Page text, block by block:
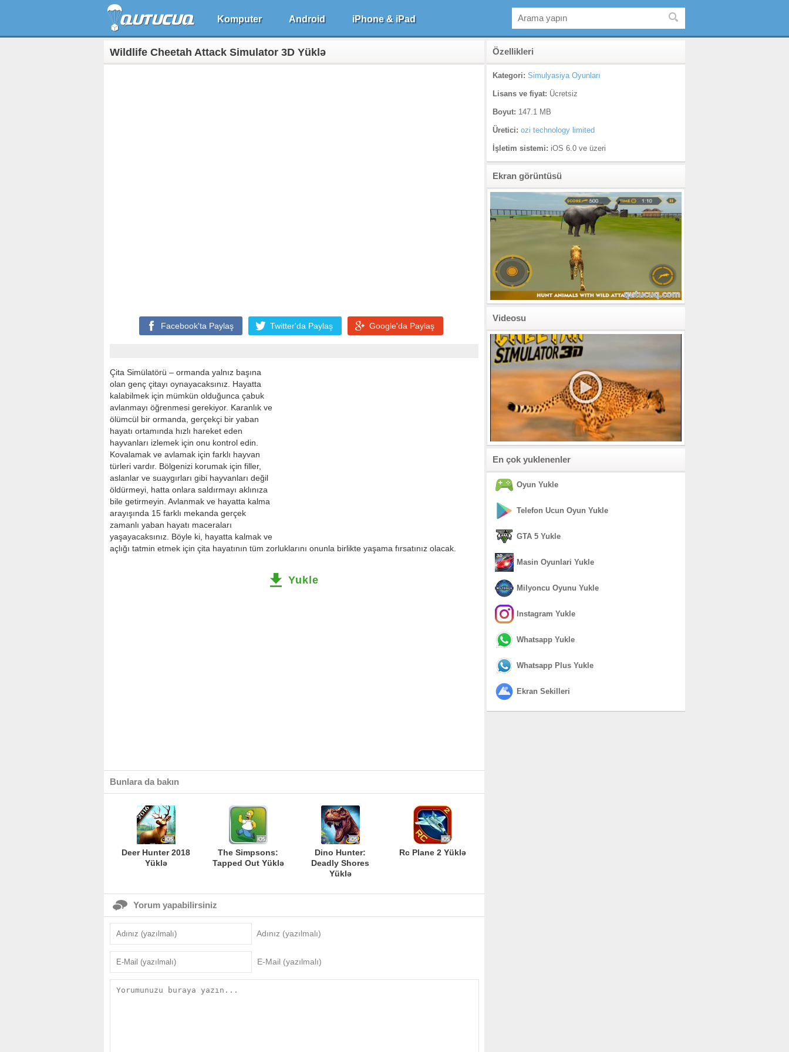
Komputer Android iPhone & iPad
Wildlife Cheetah Attack Simulator 3D Yüklə
Facebook'ta Paylaş Twitter'da Paylaş Google'da Paylaş
Çita Simülatörü – ormanda yalnız başına
olan genç çitayı oynayacaksınız. Hayatta
kalabilmek için mümkün olduğunca çabuk
avlanmayı öğrenmesi gerekiyor. Karanlık ve
ölümcül bir ormanda, gerçekçi bir yaban
hayatı ortamında hızlı hareket eden
hayvanları izlemek için onu kontrol edin.
Kovalamak ve avlamak için farklı hayvan
türleri vardır. Bölgenizi korumak için filler,
aslanlar ve suaygırları gibi hayvanları değil
öldürmeyi, hatta onlara saldırmayı aklınıza
bile getirmeyin. Avlanmak ve hayatta kalma
arayışında 15 farklı mekanda gerçek
zamanlı yaban hayatı maceraları
yaşayacaksınız. Böyle ki, hayatta kalmak ve
açlığı tatmin etmek için çita hayatının tüm zorluklarını onunla birlikte yaşama fırsatınız olacak.
Yukle
Bunlara da bakın
Deer Hunter 2018
Yüklə
The Simpsons:
Tapped Out Yüklə
Dino Hunter:
Deadly Shores
Yüklə
Rc Plane 2 Yüklə
Yorum yapabilirsiniz
Adınız (yazılmalı)
E-Mail (yazılmalı)
Özellikleri
Kategori: Simulyasiya Oyunları
Lisans ve fiyat: Ücretsiz
Boyut: 147.1 MB
Üretici: ozi technology limited
İşletim sistemi: iOS 6.0 ve üzeri
Ekran görüntüsü
Videosu
En çok yuklenenler
Oyun Yukle
Telefon Ucun Oyun Yukle
GTA 5 Yukle
Masin Oyunlari Yukle
Milyoncu Oyunu Yukle
Instagram Yukle
Whatsapp Yukle
Whatsapp Plus Yukle
Ekran Sekilleri